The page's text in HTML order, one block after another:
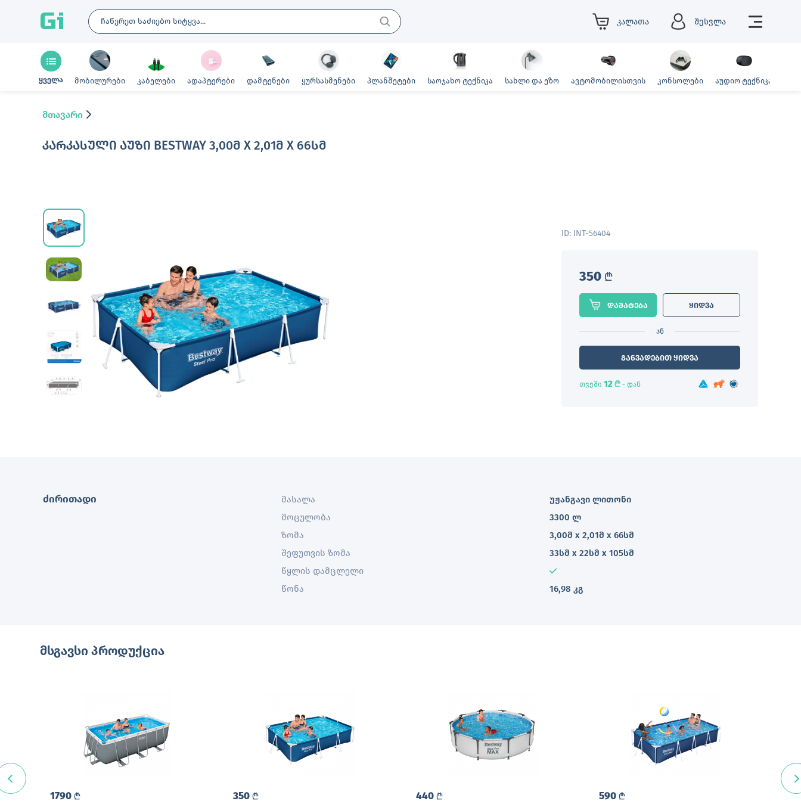
Gi კალათა შესვლა
ყველა მობილურები კაბელები ადაპტერები დამტენები ყურსასმენები პლანშეტები საოჯახო ტექნიკა სახლი და ეზო ავტომობილისთვის კონსოლები აუდიო ტექნიკა
მთავარი
ᲙᲐᲠᲙᲐᲡᲣᲚᲘ ᲐᲣᲖᲘ BESTWAY 3,00Მ X 2,01Მ X 66ᲡᲛ
ID: INT-56404
350 L
დამატება ყიდვა
ან
განვადებით ყიდვა
თვეში 12 L - დან
ძირითადი მასალა
უჟანგავი ლითონი
მოცულობა
3300 ლ
ზომა
3,00მ x 2,01მ x 66სმ
შეფუთვის ზომა
33სმ x 22სმ x 105სმ
წყლის დამცლელი
წონა
16,98 კგ
მსგავსი პროდუქცია
1790 L 350 L 440 L 590 L 390